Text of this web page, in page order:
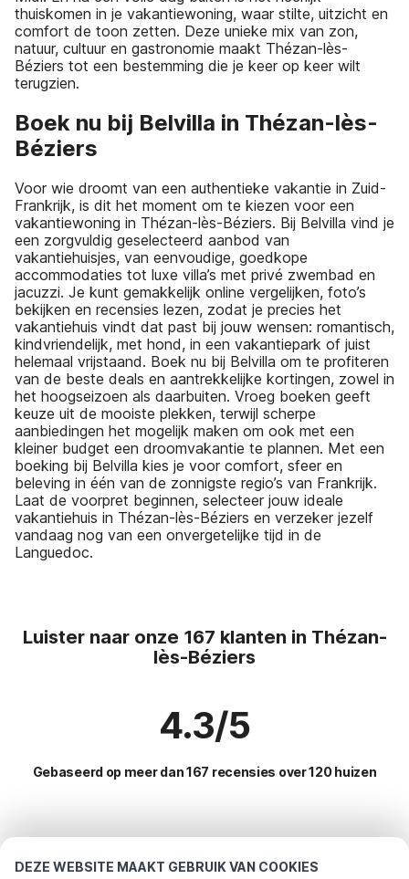
DEZE WEBSITE MAAKT GEBRUIK VAN COOKIES
thuiskomen in je vakantiewoning, waar stilte, uitzicht en
comfort de toon zetten. Deze unieke mix van zon,
natuur, cultuur en gastronomie maakt Thézan-lès-
Béziers tot een bestemming die je keer op keer wilt
terugzien.
Boek nu bij Belvilla in Thézan-lès-
Béziers
Voor wie droomt van een authentieke vakantie in Zuid-
Frankrijk, is dit het moment om te kiezen voor een
vakantiewoning in Thézan-lès-Béziers. Bij Belvilla vind je
een zorgvuldig geselecteerd aanbod van
vakantiehuisjes, van eenvoudige, goedkope
accommodaties tot luxe villa’s met privé zwembad en
jacuzzi. Je kunt gemakkelijk online vergelijken, foto’s
bekijken en recensies lezen, zodat je precies het
vakantiehuis vindt dat past bij jouw wensen: romantisch,
kindvriendelijk, met hond, in een vakantiepark of juist
helemaal vrijstaand. Boek nu bij Belvilla om te profiteren
van de beste deals en aantrekkelijke kortingen, zowel in
het hoogseizoen als daarbuiten. Vroeg boeken geeft
keuze uit de mooiste plekken, terwijl scherpe
aanbiedingen het mogelijk maken om ook met een
kleiner budget een droomvakantie te plannen. Met een
boeking bij Belvilla kies je voor comfort, sfeer en
beleving in één van de zonnigste regio’s van Frankrijk.
Laat de voorpret beginnen, selecteer jouw ideale
vakantiehuis in Thézan-lès-Béziers en verzeker jezelf
vandaag nog van een onvergetelijke tijd in de
Languedoc.
Luister naar onze 167 klanten in Thézan-
lès-Béziers
4.3/5
Gebaseerd op meer dan 167 recensies over 120 huizen
vakantie